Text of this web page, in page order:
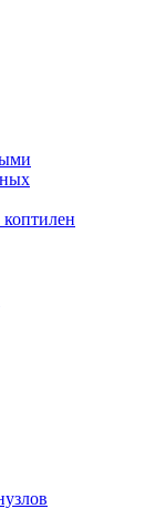
коптилен